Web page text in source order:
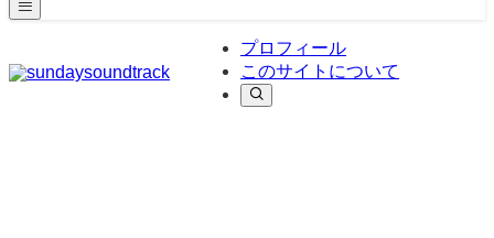
プロフィール
このサイトについて